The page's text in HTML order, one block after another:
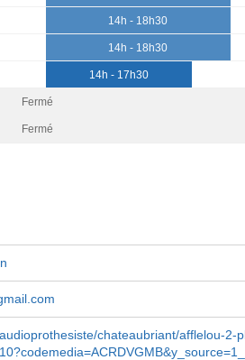
14h - 18h30
14h - 18h30
14h - 17h30
Fermé
Fermé
chateaubriant/afflelou-2-pl